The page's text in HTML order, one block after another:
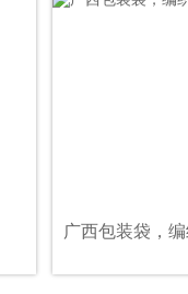
广西包装袋，